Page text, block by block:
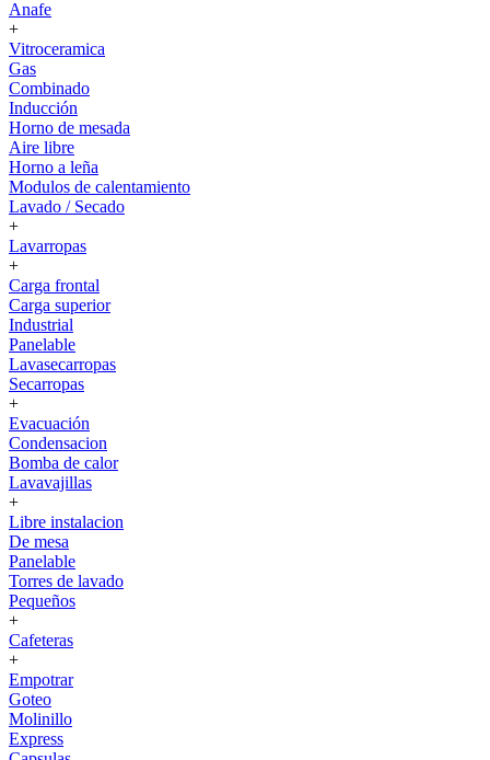
Anafe
+
Vitroceramica
Gas
Combinado
Inducción
Horno de mesada
Aire libre
Horno a leña
Modulos de calentamiento
Lavado / Secado
+
Lavarropas
+
Carga frontal
Carga superior
Industrial
Panelable
Lavasecarropas
Secarropas
+
Evacuación
Condensacion
Bomba de calor
Lavavajillas
+
Libre instalacion
De mesa
Panelable
Torres de lavado
Pequeños
+
Cafeteras
+
Empotrar
Goteo
Molinillo
Express